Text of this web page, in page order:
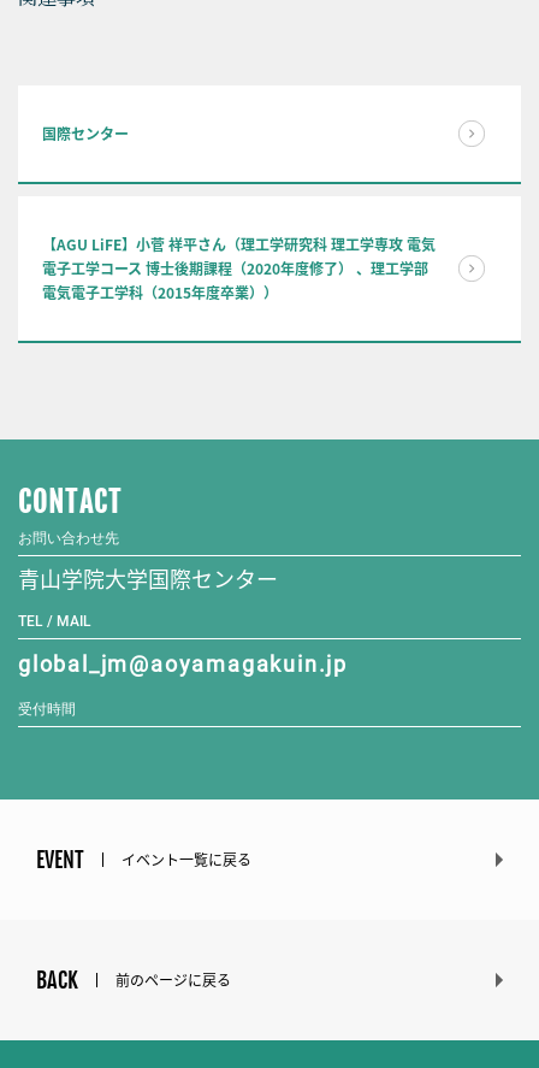
国際センター
【AGU LiFE】小菅 祥平さん（理工学研究科 理工学専攻 電気
電子工学コース 博士後期課程（2020年度修了） 、理工学部
電気電子工学科（2015年度卒業））
CONTACT
お問い合わせ先
青山学院大学国際センター
TEL / MAIL
global_jm@aoyamagakuin.jp
受付時間
EVENT イベント一覧に戻る
BACK 前のページに戻る